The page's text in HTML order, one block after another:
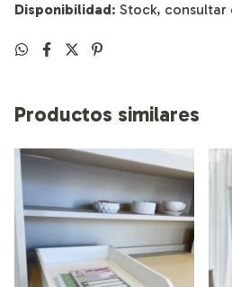
Disponibilidad: Stock,
Productos similares